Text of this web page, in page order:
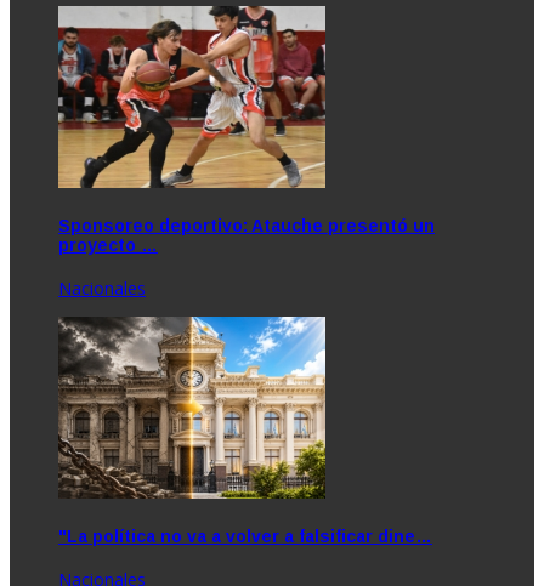
Sponsoreo deportivo: Atauche presentó un
proyecto …
Nacionales
"La política no va a volver a falsificar dine…
Nacionales